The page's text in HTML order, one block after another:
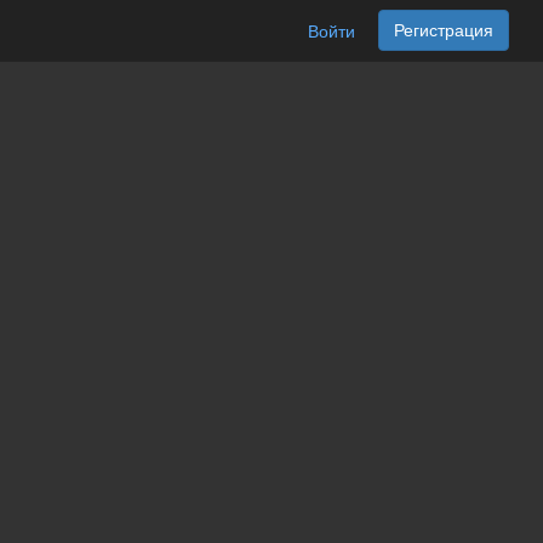
Войти Регистрация